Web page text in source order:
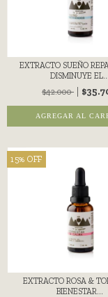
EXTRACTO SUEÑO
DISMINUYE EL...
$42.000
AGREGAR AL
15% OFF
EXTRACTO ROSA &
BIENESTAR...